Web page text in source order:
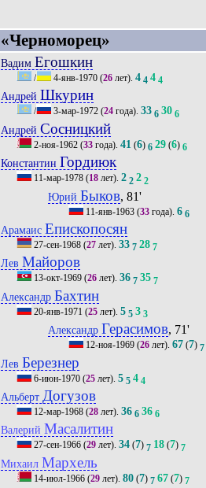
«Черноморец»
Вадим Егошкин
/ 4-янв-1970(26лет). 4 4 4 4
Андрей Шкурин
/ 3-мар-1972(24года). 33 6 30 6
Андрей Сосницкий
2-ноя-1962(33года). 41 (6) 6 29(6) 6
Константин Гордиюк
11-мар-1978(18лет). 2 2 2 2
Юрий Быков, 81'
11-янв-1963 (33 года).6 6
Арамаис Епископосян
27-сен-1968(27лет). 33 7 28 7
Лев Майоров
13-окт-1969(26лет). 36 7 35 7
Александр Бахтин
20-янв-1971 (25лет). 5 5 3 3
Александр Герасимов, 71'
12-ноя-1969 (26 лет).67 (7) 7
Лев Березнер
6-июн-1970(25лет). 5 5 4 4
Альберт Догузов
12-мар-1968(28лет). 36 6 36 6
Валерий Масалитин
27-сен-1966(29лет). 34(7) 7 18(7) 7
Михаил Мархель
14-июл-1966(29лет). 80(7) 7 67(7) 7